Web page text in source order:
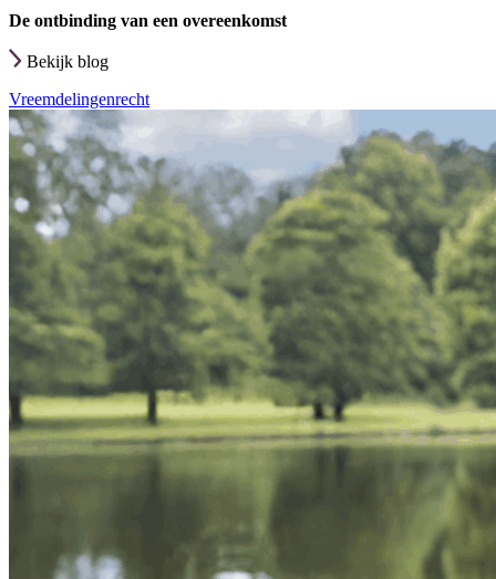
De ontbinding van een overeenkomst
Bekijk blog
Vreemdelingenrecht